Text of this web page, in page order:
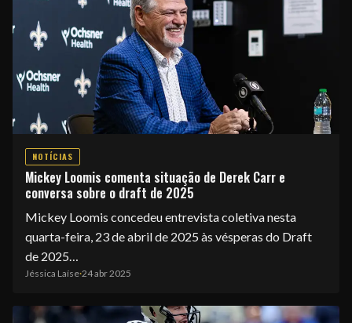
NOTÍCIAS
Mickey Loomis comenta situação de Derek Carr e
conversa sobre o draft de 2025
Mickey Loomis concedeu entrevista coletiva nesta
quarta-feira, 23 de abril de 2025 às vésperas do Draft
de 2025…
Jéssica Laíse·24 abr 2025